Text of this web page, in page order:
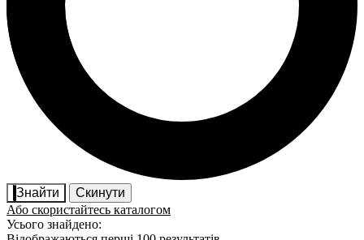
Знайти
Скинути
Або скористайтесь каталогом
Усього знайдено: